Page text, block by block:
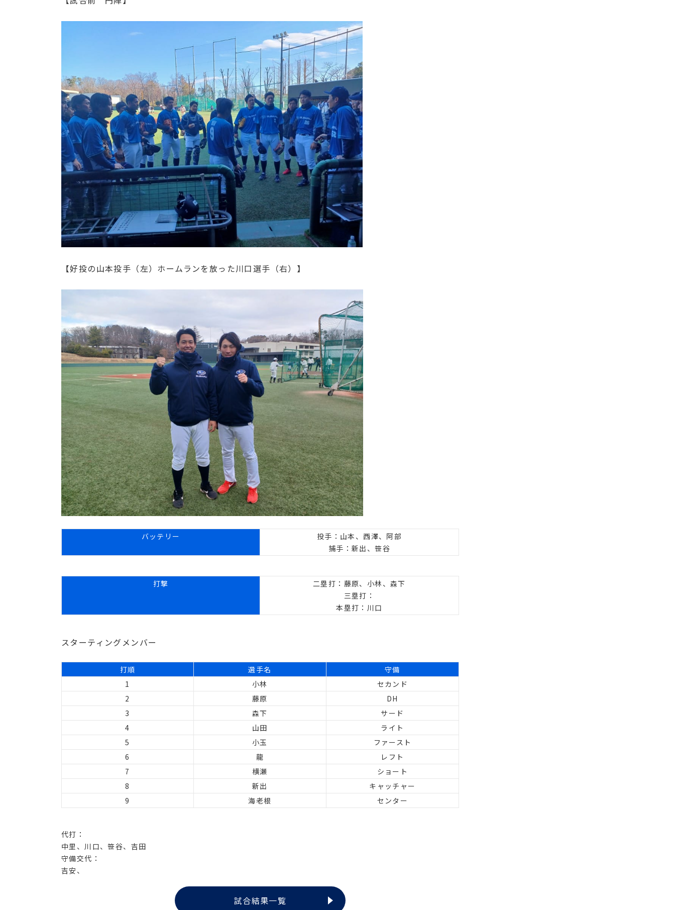
【好投の山本投手（左）ホームランを放った川口選手（右）】
バッテリー
投手：山本、西澤、阿部
捕手：新出、笹谷
打撃
二塁打：藤原、小林、森下
三塁打：
本塁打：川口
スターティングメンバー
打順 選手名
守備
1
小林
セカンド
2
藤原
DH
3
森下
サード
4
山田
ライト
5
小玉
ファースト
6
龍
レフト
7
横瀬
ショート
8
新出
キャッチャー
9
海老根 センター
代打：
中里、川口、笹谷、吉田
守備交代：
吉安、
試合結果一覧